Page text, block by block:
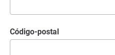
código-postal